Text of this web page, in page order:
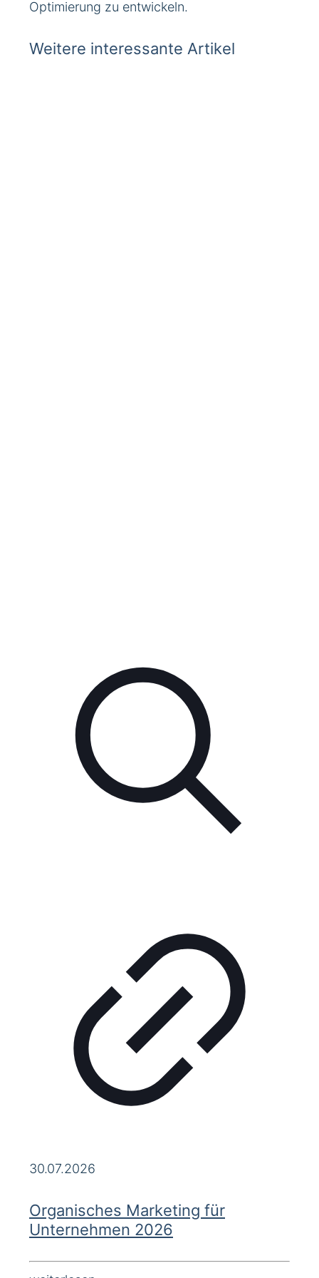
Optimierung zu entwickeln.
Weitere interessante Artikel
30.07.2026
Organisches Marketing für
Unternehmen 2026